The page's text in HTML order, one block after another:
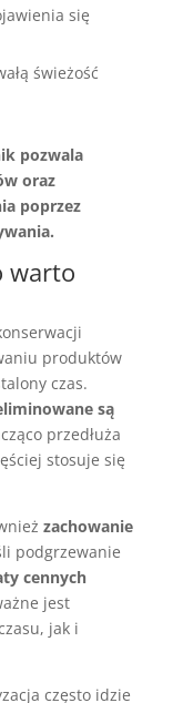
się
świeżość
pozwala
oraz
poprzez
warto
produktów
czas.
są
przedłuża
stosuje się
zachowanie
podgrzewanie
cennych
jest
jak i
często idzie